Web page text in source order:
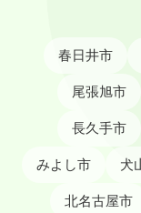
春日井市
尾張旭市
長久手市
みよし市 犬
北名古屋市